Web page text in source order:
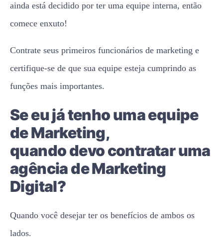
ainda está decidido por ter uma equipe interna, então
comece enxuto!
Contrate seus primeiros funcionários de marketing e
certifique-se de que sua equipe esteja cumprindo as
funções mais importantes.
Se eu já tenho uma equipe
de Marketing,
quando devo contratar uma
agência de Marketing
Digital?
Quando você desejar ter os benefícios de ambos os
lados.